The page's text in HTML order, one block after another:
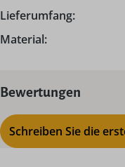
Lieferumfang:
Material:
Bewertungen
Schreiben Sie die